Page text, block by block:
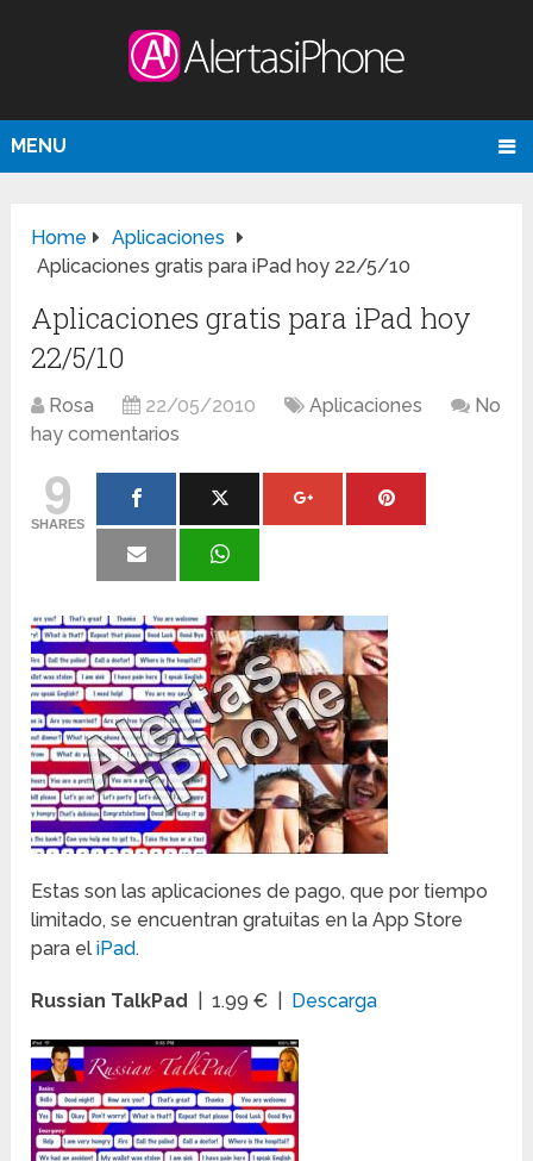
MENU
Home
Aplicaciones
Aplicaciones gratis para iPad hoy 22/5/10
Aplicaciones gratis para iPad hoy
22/5/10
Rosa 22/05/2010 Aplicaciones
No
hay comentarios
9
SHARES
Estas son las aplicaciones de pago, que por tiempo
limitado, se encuentran gratuitas en la App Store
para eliPad.
Russian TalkPad | 1.99 € | Descarga